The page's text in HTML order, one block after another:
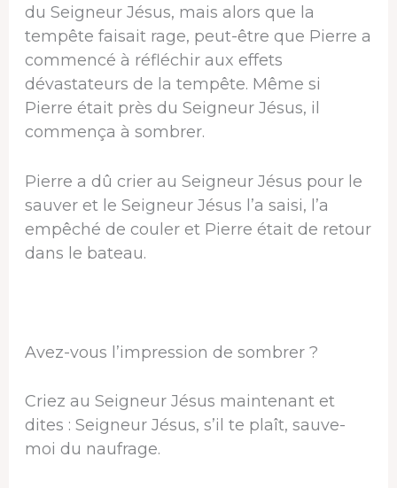
du Seigneur Jésus, mais alors que la
tempête faisait rage, peut-être que Pierre a
commencé à réfléchir aux effets
dévastateurs de la tempête. Même si
Pierre était près du Seigneur Jésus, il
commença à sombrer.
Pierre a dû crier au Seigneur Jésus pour le
sauver et le Seigneur Jésus l’a saisi, l’a
empêché de couler et Pierre était de retour
dans le bateau.
Avez-vous l’impression de sombrer ?
Criez au Seigneur Jésus maintenant et
dites : Seigneur Jésus, s’il te plaît, sauve-
moi du naufrage.